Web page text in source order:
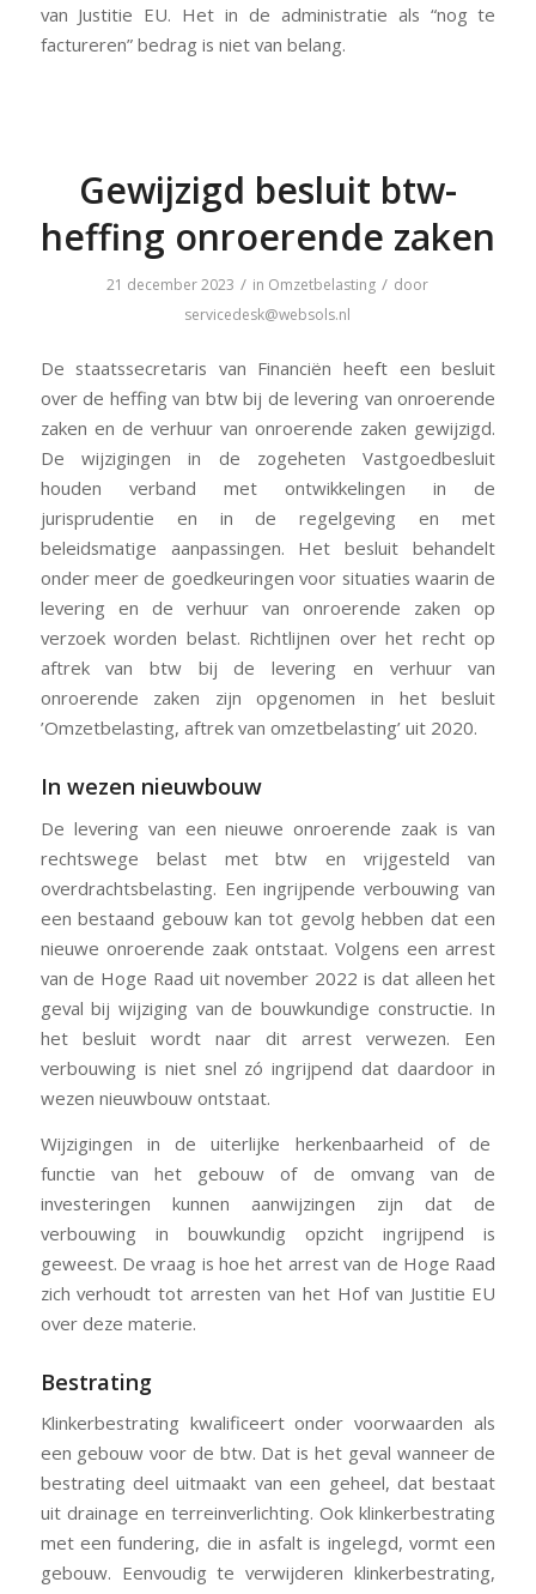
van Justitie EU. Het in de administratie als “nog te
factureren” bedrag is niet van belang.
Gewijzigd besluit btw-
heffing onroerende zaken
21 december 2023 / in Omzetbelasting / door
servicedesk@websols.nl
De staatssecretaris van Financiën heeft een besluit
over de heffing van btw bij de levering van onroerende
zaken en de verhuur van onroerende zaken gewijzigd.
De wijzigingen in de zogeheten Vastgoedbesluit
houden verband met ontwikkelingen in de
jurisprudentie en in de regelgeving en met
beleidsmatige aanpassingen. Het besluit behandelt
onder meer de goedkeuringen voor situaties waarin de
levering en de verhuur van onroerende zaken op
verzoek worden belast. Richtlijnen over het recht op
aftrek van btw bij de levering en verhuur van
onroerende zaken zijn opgenomen in het besluit
’Omzetbelasting, aftrek van omzetbelasting’ uit 2020.
In wezen nieuwbouw
De levering van een nieuwe onroerende zaak is van
rechtswege belast met btw en vrijgesteld van
overdrachtsbelasting. Een ingrijpende verbouwing van
een bestaand gebouw kan tot gevolg hebben dat een
nieuwe onroerende zaak ontstaat. Volgens een arrest
van de Hoge Raad uit november 2022 is dat alleen het
geval bij wijziging van de bouwkundige constructie. In
het besluit wordt naar dit arrest verwezen. Een
verbouwing is niet snel zó ingrijpend dat daardoor in
wezen nieuwbouw ontstaat.
Wijzigingen in de uiterlijke herkenbaarheid of de
functie van het gebouw of de omvang van de
investeringen kunnen aanwijzingen zijn dat de
verbouwing in bouwkundig opzicht ingrijpend is
geweest. De vraag is hoe het arrest van de Hoge Raad
zich verhoudt tot arresten van het Hof van Justitie EU
over deze materie.
Bestrating
Klinkerbestrating kwalificeert onder voorwaarden als
een gebouw voor de btw. Dat is het geval wanneer de
bestrating deel uitmaakt van een geheel, dat bestaat
uit drainage en terreinverlichting. Ook klinkerbestrating
met een fundering, die in asfalt is ingelegd, vormt een
gebouw. Eenvoudig te verwijderen klinkerbestrating,